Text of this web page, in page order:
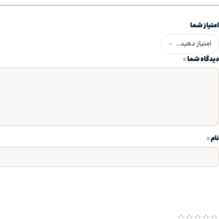
امتیاز شما
دیدگاه شما*
نام*